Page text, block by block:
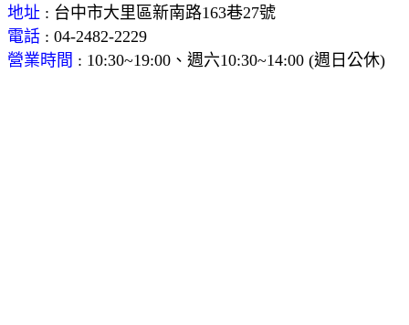
地址 : 台中市大里區新南路163巷27號
電話 : 04-2482-2229
營業時間 : 10:30~19:00、週六10:30~14:00 (週日公休)